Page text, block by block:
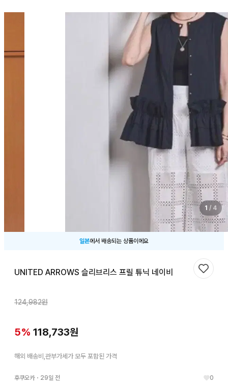
1 / 4
일본에서 배송되는 상품이에요
UNITED ARROWS 슬리브리스 프릴 튜닉 네이비
124,982원
5% 118,733원
해외 배송비,관부가세가 모두 포함된 가격
후쿠오카・ 29일 전 0
찜하기